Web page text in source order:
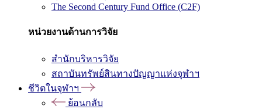
The Second Century Fund Office (C2F)
หน่วยงานด้านการวิจัย
สำนักบริหารวิจัย
สถาบันทรัพย์สินทางปัญญาแห่งจุฬาฯ
ชีวิตในจุฬาฯ
ย้อนกลับ